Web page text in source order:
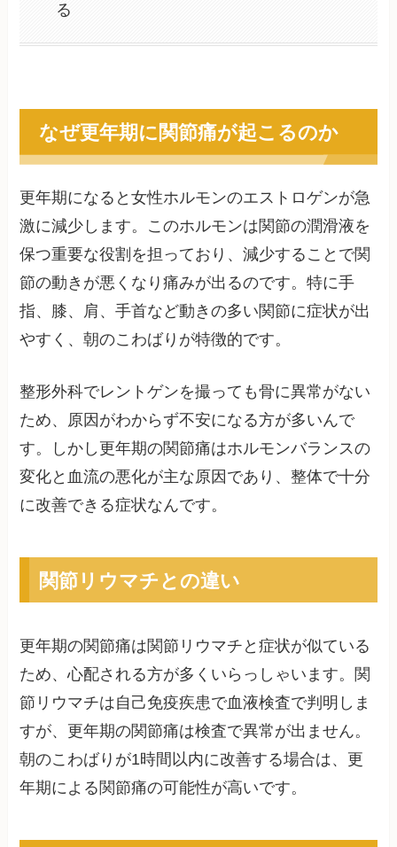
る
なぜ更年期に関節痛が起こるのか
更年期になると女性ホルモンのエストロゲンが急
激に減少します。このホルモンは関節の潤滑液を
保つ重要な役割を担っており、減少することで関
節の動きが悪くなり痛みが出るのです。特に手
指、膝、肩、手首など動きの多い関節に症状が出
やすく、朝のこわばりが特徴的です。
整形外科でレントゲンを撮っても骨に異常がない
ため、原因がわからず不安になる方が多いんで
す。しかし更年期の関節痛はホルモンバランスの
変化と血流の悪化が主な原因であり、整体で十分
に改善できる症状なんです。
関節リウマチとの違い
更年期の関節痛は関節リウマチと症状が似ている
ため、心配される方が多くいらっしゃいます。関
節リウマチは自己免疫疾患で血液検査で判明しま
すが、更年期の関節痛は検査で異常が出ません。
朝のこわばりが1時間以内に改善する場合は、更
年期による関節痛の可能性が高いです。